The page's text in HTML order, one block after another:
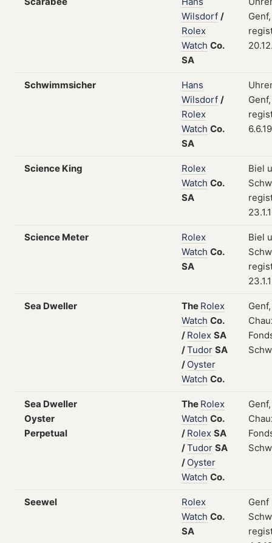
Wilsdorf /
Rolex
Watch Co.
SA
Schwimmsicher
Hans
Wilsdorf /
Rolex
Watch Co.
SA
Science King
Rolex
Watch Co.
SA
Biel
Science Meter
Rolex
Watch Co.
SA
Biel
Sea Dweller The Rolex
Watch Co.
/ Rolex SA
/Tudor SA
/ Oyster
Watch Co.
Sea Dweller
Oyster
Perpetual
The Rolex
Watch Co.
/ Rolex SA
/Tudor SA
/ Oyster
Watch Co.
Seewel
Rolex
Watch Co.
SA
Genf